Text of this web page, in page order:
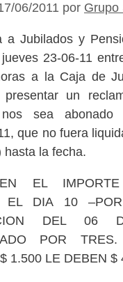
06/2011 por Grupo
a Jubilados y
23-06-11
a la Caja de
un
sea abonado
que no fuera
hasta la fecha.
EL
EL DIA 10
DEL 06
POR
1.500 LE DEBEN $